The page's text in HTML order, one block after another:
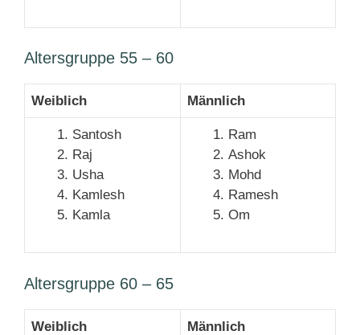
Altersgruppe 55 – 60
Weiblich Männlich
Santosh
Raj
Usha
Kamlesh
Kamla
Ram
Ashok
Mohd
Ramesh
Om
Altersgruppe 60 – 65
Weiblich Männlich